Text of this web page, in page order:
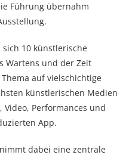
Führung übernahm
sich 10 künstlerische
Wartens und der Zeit
auf vielschichtige
künstlerischen Medien
Performances und
App.
dabei eine zentrale